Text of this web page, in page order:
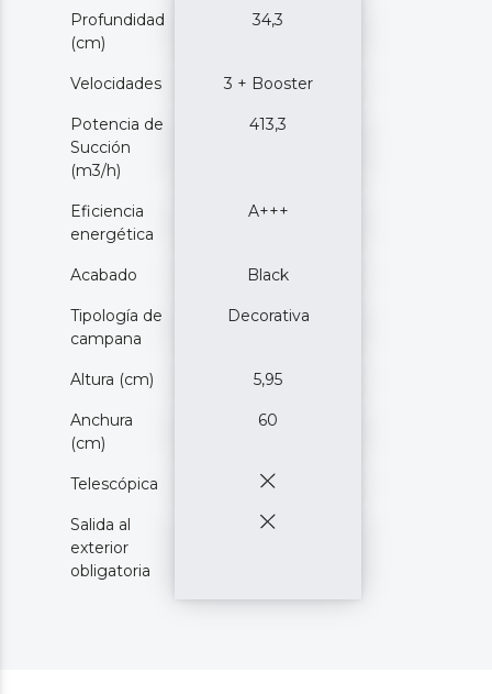
Profundidad
(cm)
34,3
Velocidades 3 + Booster
Potencia de
Succión
(m3/h)
413,3
Eficiencia
energética
A+++
Acabado Black
Tipología de
campana
Decorativa
Altura (cm) 5,95
Anchura
(cm)
60
Telescópica
Salida al
exterior
obligatoria